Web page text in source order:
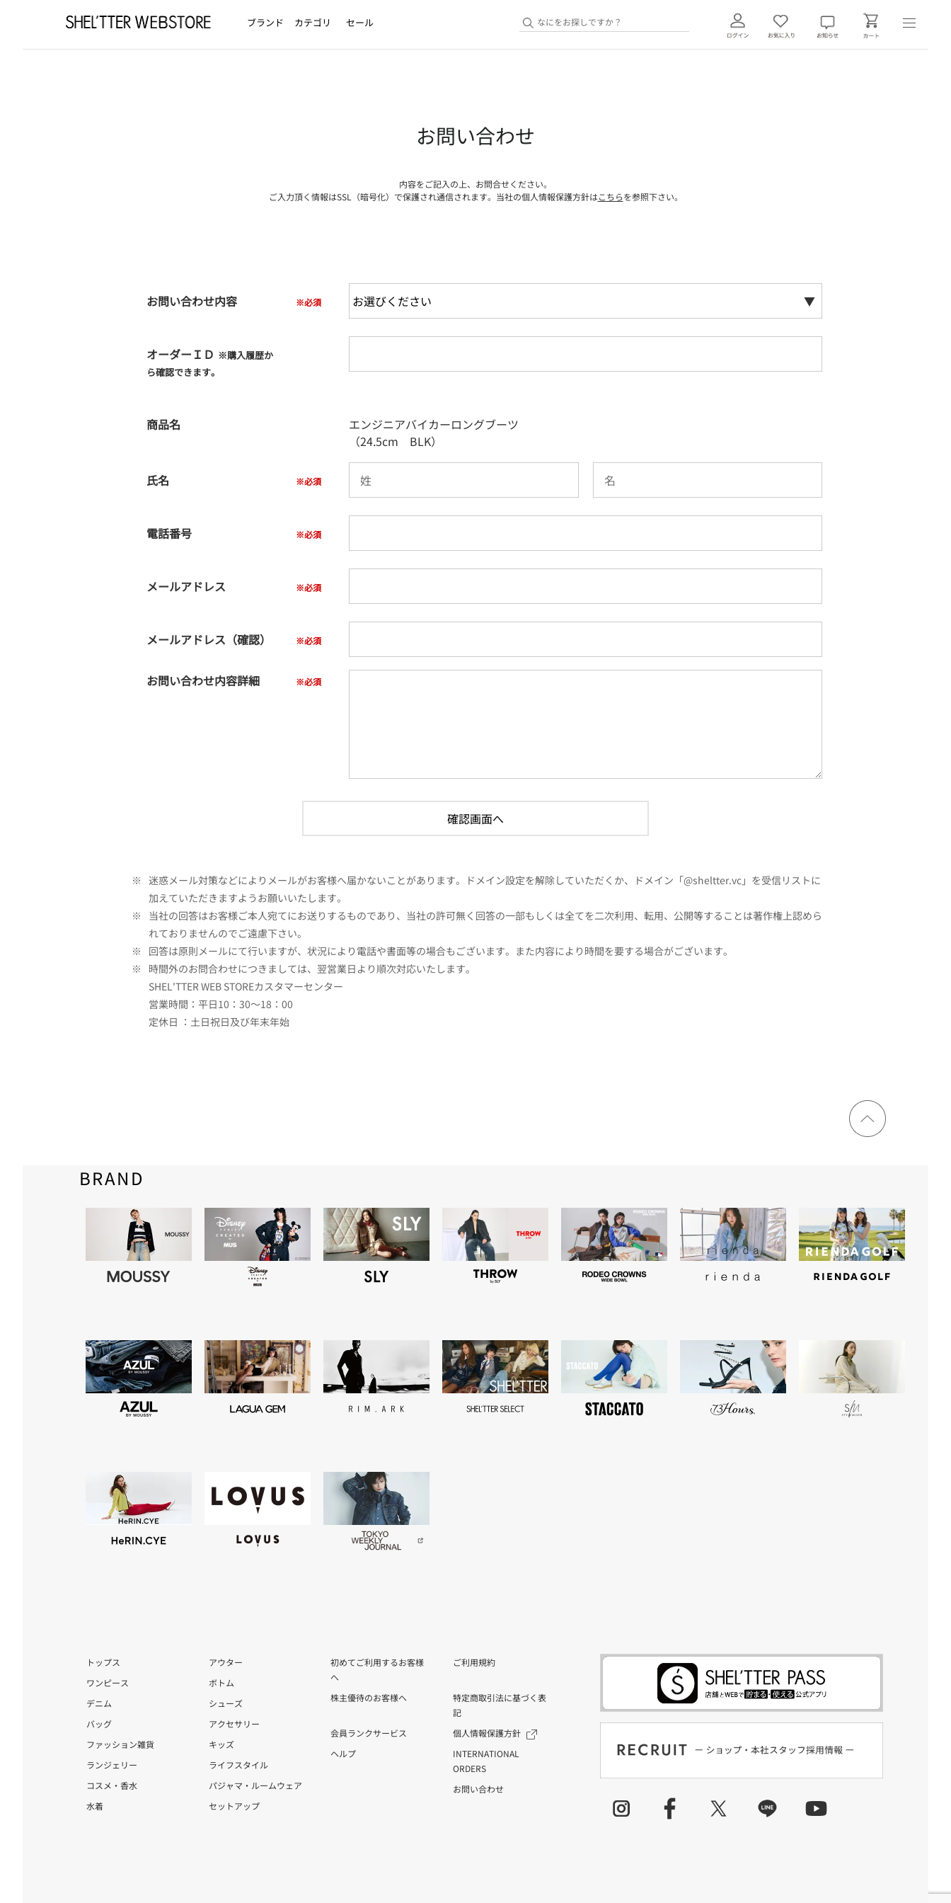
ブランド カテゴリ セール
お問い合わせ
内容をご記入の上、お問合せください。
ご入力頂く情報はSSL（暗号化）で保護され通信されます。当社の個人情報保護方針はこちらを参照下さい。
お問い合わせ内容
オーダーＩＤ ※購入履歴か
ら確認できます。
商品名
エンジニアバイカーロングブーツ
（24.5cm BLK）
氏名
電話番号
メールアドレス
メールアドレス（確認）
お問い合わせ内容詳細
※ 迷惑メール対策などによりメールがお客様へ届かないことがあります。ドメイン設定を解除していただくか、ドメイン「@sheltter.vc」を受信リストに
加えていただきますようお願いいたします。
※
当社の回答はお客様ご本人宛てにお送りするものであり、当社の許可無く回答の一部もしくは全てを二次利用、転用、公開等することは著作権上認めら
れておりませんのでご遠慮下さい。
※
回答は原則メールにて行いますが、状況により電話や書面等の場合もございます。また内容により時間を要する場合がございます。
※
時間外のお問合わせにつきましては、翌営業日より順次対応いたします。
SHEL'TTER WEB STOREカスタマーセンター
営業時間：平日10：30～18：00
定休日 ：土日祝日及び年末年始
ページ
トップ
BRAND
トップス
アウター
ワンピース
ボトム
デニム
シューズ
バッグ
アクセサリー
ファッション雑貨
キッズ
ランジェリー
ライフスタイル
コスメ・香水
パジャマ・ルームウェア
水着
セットアップ
初めてご利用するお客様
へ
ご利用規約
株主優待のお客様へ
特定商取引法に基づく表
記
会員ランクサービス
個人情報保護方針
ヘルプ
INTERNATIONAL
ORDERS
お問い合わせ